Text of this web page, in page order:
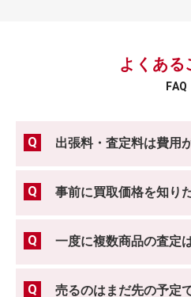
よくある
FAQ
出張料・査定料は費用
事前に買取価格を知り
一度に複数商品の査定
売るのはまだ先の予定